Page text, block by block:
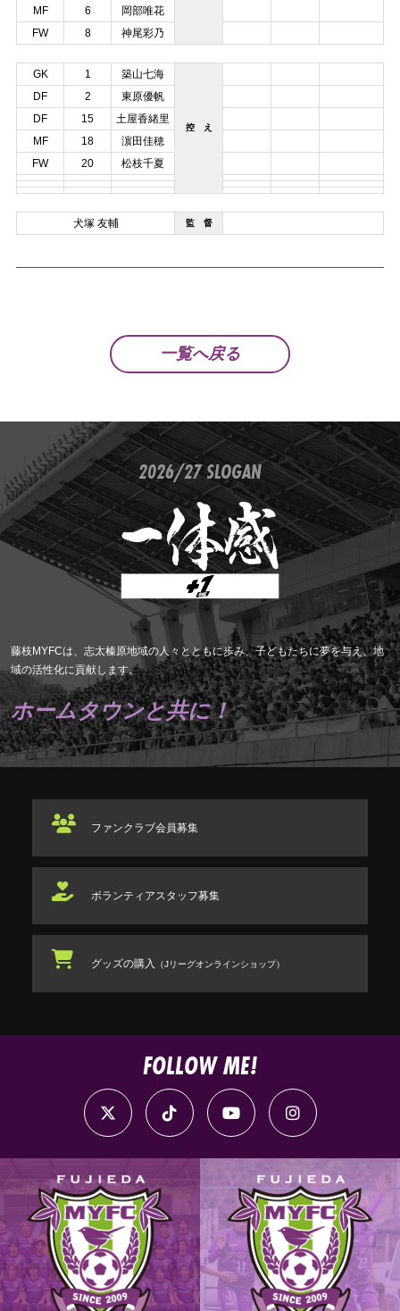
MF
6
岡部唯花
FW
8 神尾彩乃
GK 1 築山七海
控 え
DF 2
東原優帆
DF
15
土屋香緒里
MF
18
濵田佳穂
FW
20 松枝千夏
犬塚 友輔 監 督
一覧へ戻る
2026/27 SLOGAN
藤枝MYFCは、志太榛原地域の人々とともに歩み、子どもたちに夢を与え、地
域の活性化に貢献します。
ホームタウンと共に！
ファンクラブ会員募集
ボランティアスタッフ募集
グッズの購入 （Jリーグオンラインショップ）
FOLLOW ME!